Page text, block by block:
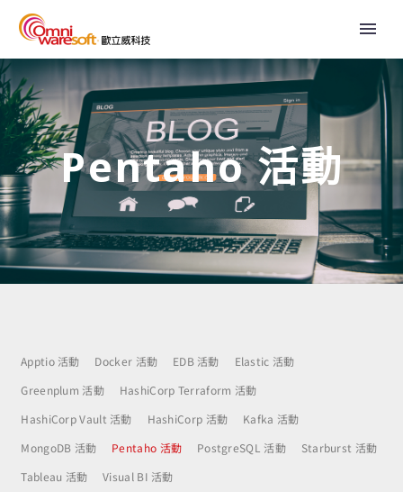
Pentaho 活動
Apptio 活動 Docker 活動 EDB 活動
Elastic 活動
Greenplum 活動
HashiCorp Terraform 活動
HashiCorp Vault 活動
HashiCorp 活動
Kafka 活動
MongoDB 活動
Pentaho 活動 PostgreSQL 活動
Starburst 活動
Tableau 活動
Visual BI 活動